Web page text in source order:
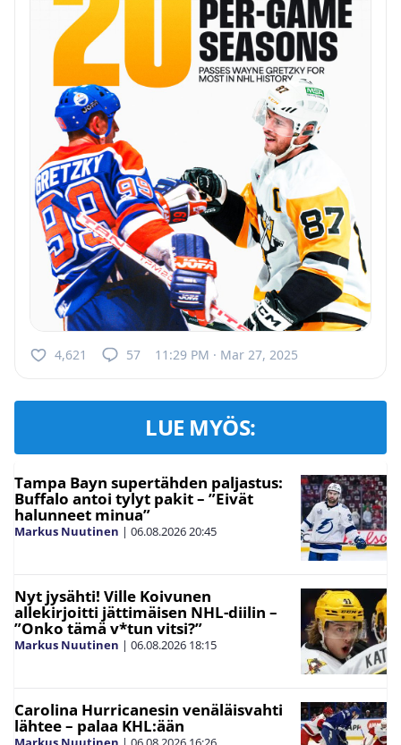
4,621 57 11:29 PM · Mar 27, 2025
LUE MYÖS:
Tampa Bayn supertähden paljastus:
Buffalo antoi tylyt pakit – ”Eivät
halunneet minua”
Markus Nuutinen | 06.08.202620:45
Nyt jysähti! Ville Koivunen
allekirjoitti jättimäisen NHL-diilin –
”Onko tämä v*tun vitsi?”
Markus Nuutinen | 06.08.2026 18:15
Carolina Hurricanesin venäläisvahti
lähtee – palaa KHL:ään